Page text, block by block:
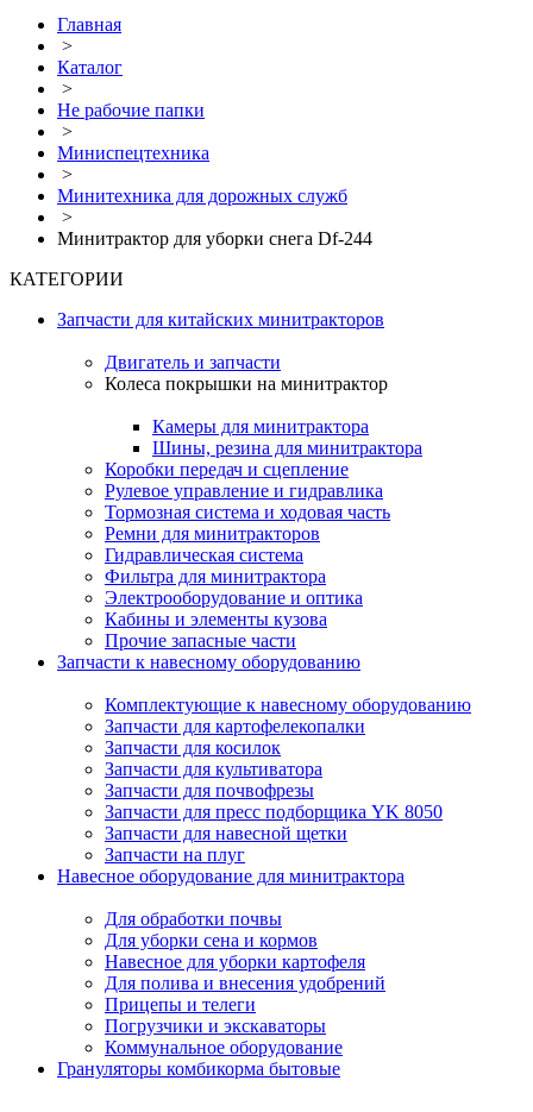
Главная
>
Каталог
>
Не рабочие папки
>
Миниспецтехника
>
Минитехника для дорожных служб
>
Минитрактор для уборки снега Df-244
КАТЕГОРИИ
Запчасти для китайских минитракторов
Двигатель и запчасти
Колеса покрышки на минитрактор
Камеры для минитрактора
Шины, резина для минитрактора
Коробки передач и сцепление
Рулевое управление и гидравлика
Тормозная система и ходовая часть
Ремни для минитракторов
Гидравлическая система
Фильтра для минитрактора
Электрооборудование и оптика
Кабины и элементы кузова
Прочие запасные части
Запчасти к навесному оборудованию
Комплектующие к навесному оборудованию
Запчасти для картофелекопалки
Запчасти для косилок
Запчасти для культиватора
Запчасти для почвофрезы
Запчасти для пресс подборщика YK 8050
Запчасти для навесной щетки
Запчасти на плуг
Навесное оборудование для минитрактора
Для обработки почвы
Для уборки сена и кормов
Навесное для уборки картофеля
Для полива и внесения удобрений
Прицепы и телеги
Погрузчики и экскаваторы
Коммунальное оборудование
Грануляторы комбикорма бытовые